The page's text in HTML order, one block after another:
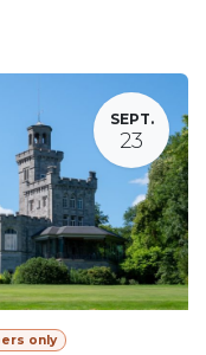
SEPT.
23
only